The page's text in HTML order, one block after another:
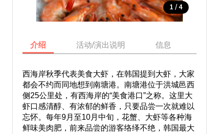
1 / 4
介绍 活动/演出说明 信息
西海岸秋季代表美食大虾，在韩国提到大虾，大家
都会不约而同地想到南塘港。南塘港位于洪城邑西
侧25公里处，有西海岸的“美食港口”之称。这里大
虾口感清醇、有浓郁的鲜香，只要品尝一次就难以
忘怀。每年9月至10月中旬，花蟹、大虾等各种海
鲜味美肉肥，前来品尝的游客络绎不绝，韩国最大